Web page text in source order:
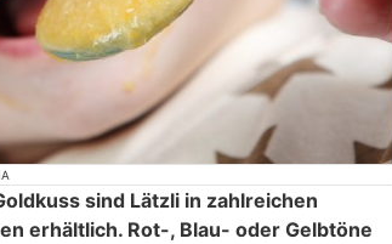
sind Lätzli in zahlreichen
erhältlich. Rot-, Blau- oder Gelbtöne